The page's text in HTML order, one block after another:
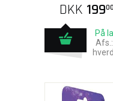
DKK 19900
På